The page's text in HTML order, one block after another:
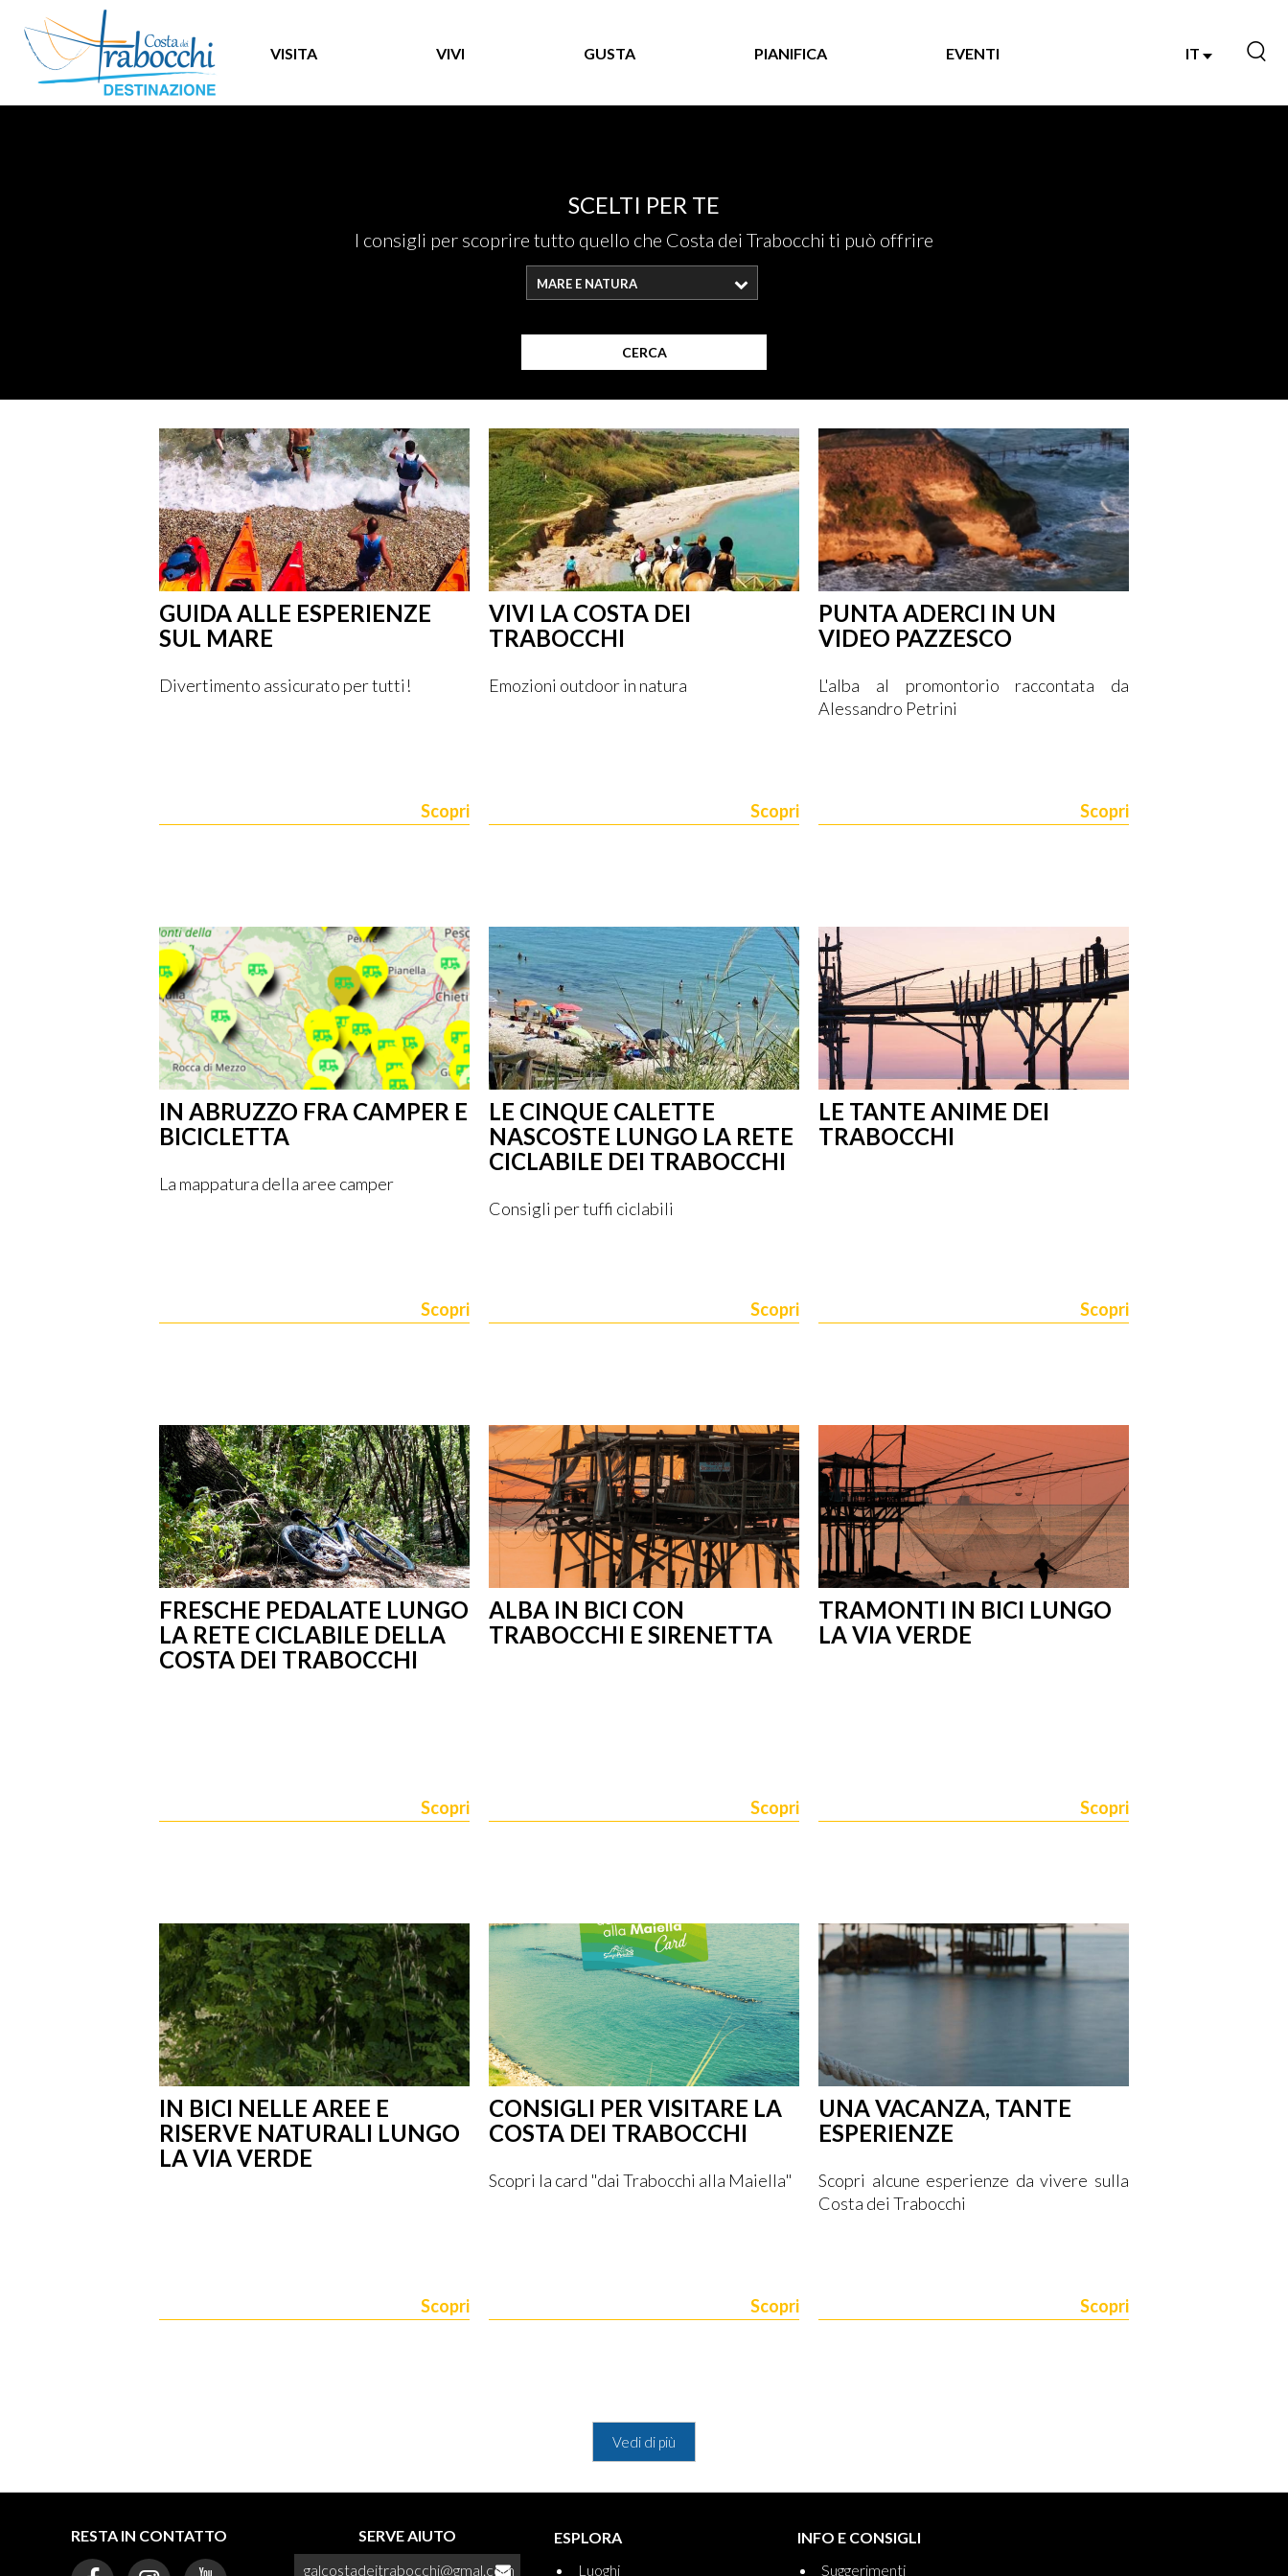
VISITA VIVI GUSTA PIANIFICA EVENTI IT
SCELTI PER TE
I consigli per scoprire tutto quello che Costa dei Trabocchi ti può offrire
MARE E NATURA
GUIDA ALLE ESPERIENZE
SUL MARE
Divertimento assicurato per tutti!
Scopri
VIVI LA COSTA DEI
TRABOCCHI
Emozioni outdoor in natura
Scopri
PUNTA ADERCI IN UN
VIDEO PAZZESCO
L'alba al promontorio raccontata da
Alessandro Petrini
Scopri
IN ABRUZZO FRA CAMPER E
BICICLETTA
La mappatura della aree camper
Scopri
LE CINQUE CALETTE
NASCOSTE LUNGO LA RETE
CICLABILE DEI TRABOCCHI
Consigli per tuffi ciclabili
Scopri
LE TANTE ANIME DEI
TRABOCCHI
Scopri
FRESCHE PEDALATE LUNGO
LA RETE CICLABILE DELLA
COSTA DEI TRABOCCHI
Scopri
ALBA IN BICI CON
TRABOCCHI E SIRENETTA
Scopri
TRAMONTI IN BICI LUNGO
LA VIA VERDE
Scopri
IN BICI NELLE AREE E
RISERVE NATURALI LUNGO
LA VIA VERDE
Scopri
CONSIGLI PER VISITARE LA
COSTA DEI TRABOCCHI
Scopri la card "dai Trabocchi alla Maiella"
Scopri
UNA VACANZA, TANTE
ESPERIENZE
Scopri alcune esperienze da vivere sulla
Costa dei Trabocchi
Scopri
Vedi di più
RESTA IN CONTATTO
SERVE AIUTO
galcostadeitrabocchi@gmal.com
ESPLORA
Luoghi
INFO E CONSIGLI
Suggerimenti